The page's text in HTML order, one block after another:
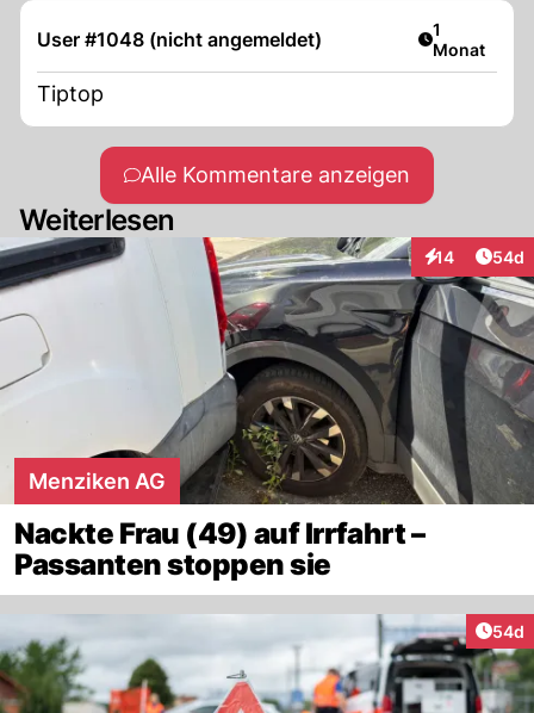
User #1048 (nicht angemeldet) Artikel
1
Monat
Tiptop
Alle Kommentare anzeigen
Weiterlesen
14
Interaktionen
54d
Menziken AG
Nackte Frau (49) auf Irrfahrt –
Passanten stoppen sie
54d